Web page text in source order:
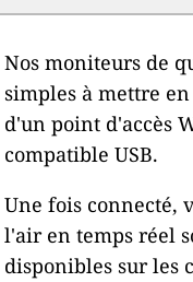
Nos moniteurs de
simples à mettre
d'un point d'accès
compatible USB.
Une fois connecté,
l'air en temps réel
disponibles sur les